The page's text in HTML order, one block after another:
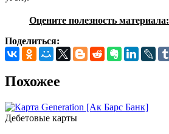
Оцените полезность материала:
Поделиться:
Похожее
Дебетовые карты